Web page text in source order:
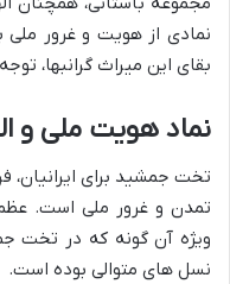
نمادی از هویت و غرور ملی
بقای این میراث گرانبها،
نماد هویت ملی و
تخت جمشید برای ایرانیان،
تمدن و غرور ملی است.
ویژه آن گونه که در تخت
نسل های متوالی بوده است.